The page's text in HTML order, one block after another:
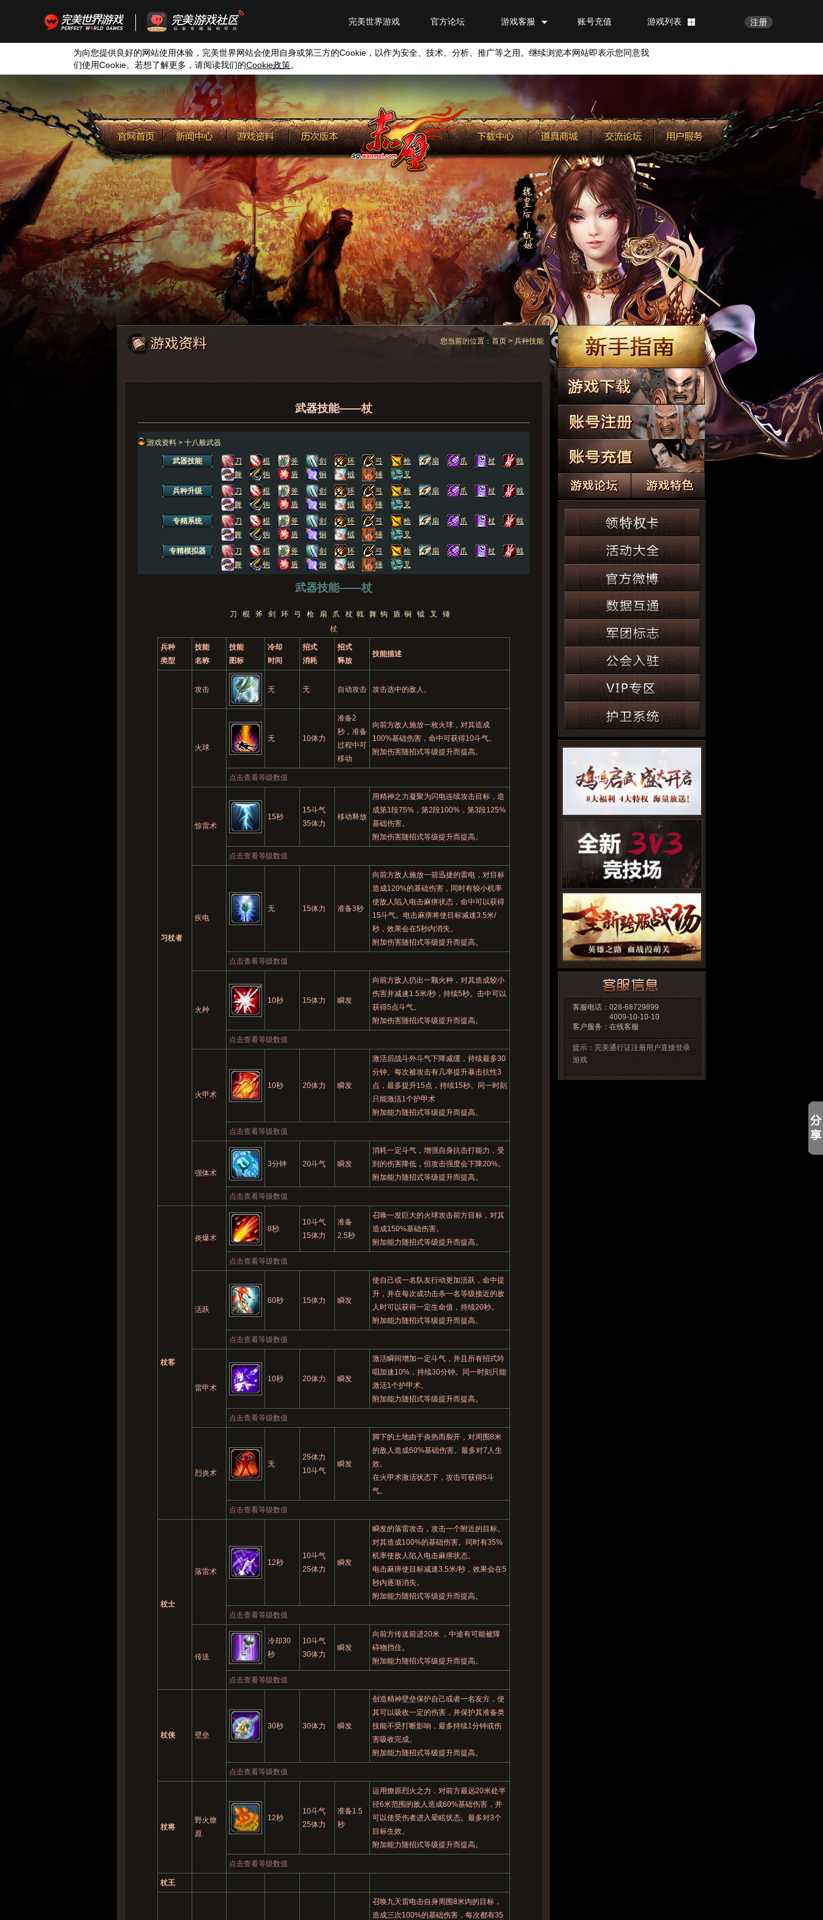
注册
游戏列表
账号充值
游戏客服
官方论坛
完美世界游戏
为向您提供良好的网站使用体验，完美世界网站会使用自身或第三方的Cookie ，以作为安全、技术、分析、推广等之用。继续浏览本网站即表示您同意我
们使用Cookie。若想了解更多，请阅读我们的Cookie政策。
历次版本 下载中心 道具商城 交流论坛 会员特权
您当前的位置： 首页 > 兵种技能
武器技能——杖
武器技能——杖
杖
兵种
类型
技能
名称
技能
图标
冷却
时间
招式
消耗
招式
释放
技能描述
习杖者
攻击 无 无 自动攻击 攻击选中的敌人。
火球
无 10体力
准备2
秒，准备
过程中可
移动
向前方敌人施放一枚火球，对其造成
100%基础伤害，命中可获得10斗气。
附加伤害随招式等级提升而提高。
点击查看等级数值
惊雷术
15秒
15斗气
35体力
移动释放
用精神之力凝聚为闪电连续攻击目标，造
成第1段75%，第2段100%，第3段125%
基础伤害。
附加伤害随招式等级提升而提高。
点击查看等级数值
疾电
无 15体力 准备3秒
向前方敌人施放一箭迅捷的雷电，对目标
造成120%的基础伤害，同时有较小机率
使敌人陷入电击麻痹状态，命中可以获得
15斗气。电击麻痹将使目标减速3.5米/
秒，效果会在5秒内消失。
附加伤害随招式等级提升而提高。
点击查看等级数值
火种
10秒 15体力 瞬发
向前方敌人扔出一颗火种，对其造成较小
伤害并减速1.5米/秒，持续5秒。击中可以
获得5点斗气。
附加伤害随招式等级提升而提高。
点击查看等级数值
火甲术
10秒 20体力 瞬发
激活后战斗外斗气下降减缓，持续最多30
分钟。每次被攻击有几率提升暴击抗性3
点，最多提升15点，持续15秒。同一时刻
只能激活1个护甲术
附加能力随招式等级提升而提高。
点击查看等级数值
强体术
3分钟 20斗气 瞬发
消耗一定斗气，增强自身抗击打能力，受
到的伤害降低，但攻击强度会下降20%。
附加能力随招式等级提升而提高。
点击查看等级数值
杖客
炎爆术
8秒
10斗气
15体力
准备
2.5秒
召唤一发巨大的火球攻击前方目标，对其
造成150%基础伤害。
附加能力随招式等级提升而提高。
点击查看等级数值
活跃
60秒 15体力 瞬发
使自己或一名队友行动更加活跃，命中提
升，并在每次成功击杀一名等级接近的敌
人时可以获得一定生命值，持续20秒。
附加能力随招式等级提升而提高。
点击查看等级数值
雷甲术
10秒 20体力 瞬发
激活瞬间增加一定斗气，并且所有招式吟
唱加速10%，持续30分钟。同一时刻只能
激活1个护甲术。
附加能力随招式等级提升而提高。
点击查看等级数值
烈炎术
无
25体力
10斗气
瞬发
脚下的土地由于炎热而裂开，对周围8米
的敌人造成60%基础伤害。最多对7人生
效。
在火甲术激活状态下，攻击可获得5斗
气。
点击查看等级数值
杖士
落雷术
12秒
10斗气
25体力
瞬发
瞬发的落雷攻击，攻击一个附近的目标。
对其造成100%的基础伤害。同时有35%
机率使敌人陷入电击麻痹状态。
电击麻痹使目标减速3.5米/秒，效果会在5
秒内逐渐消失。
附加能力随招式等级提升而提高。
点击查看等级数值
传送
冷却30
秒
10斗气
30体力
瞬发
向前方传送前进20米 ，中途有可能被障
碍物挡住。
附加能力随招式等级提升而提高。
点击查看等级数值
杖侠 壁垒
30秒 30体力 瞬发
创造精神壁垒保护自己或者一名友方，使
其可以吸收一定的伤害，并保护其准备类
技能不受打断影响，最多持续1分钟或伤
害吸收完成。
附加能力随招式等级提升而提高。
点击查看等级数值
杖将
野火燎
原
12秒
10斗气
25体力
准备1.5
秒
运用燎原烈火之力，对前方最远20米处半
径6米范围的敌人造成60%基础伤害，并
可以使受伤者进入晕眩状态。最多对3个
目标生效。
附加能力随招式等级提升而提高。
点击查看等级数值
杖王
召唤九天雷电击自身周围8米内的目标，
造成三次100%的基础伤害，每次都有35